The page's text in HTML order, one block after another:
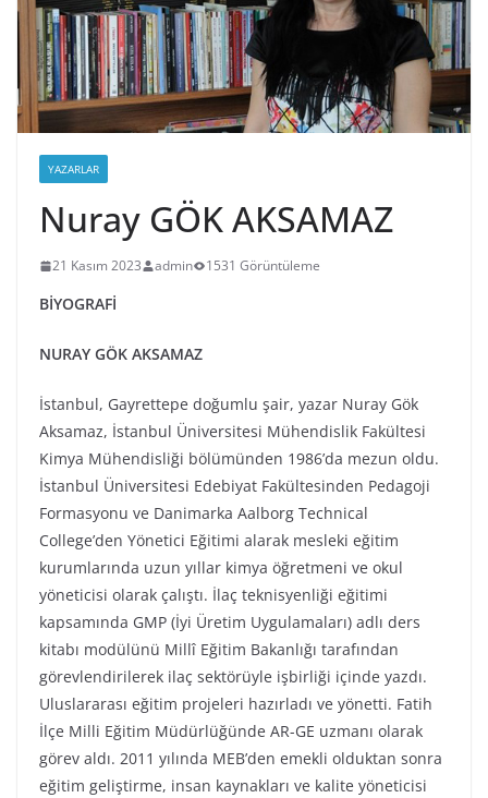
YAZARLAR
Nuray GÖK AKSAMAZ
21 Kasım 2023 admin 1531 Görüntüleme
BİYOGRAFİ
NURAY GÖK AKSAMAZ
İstanbul, Gayrettepe doğumlu şair, yazar Nuray Gök
Aksamaz, İstanbul Üniversitesi Mühendislik Fakültesi
Kimya Mühendisliği bölümünden 1986’da mezun oldu.
İstanbul Üniversitesi Edebiyat Fakültesinden Pedagoji
Formasyonu ve Danimarka Aalborg Technical
College’den Yönetici Eğitimi alarak mesleki eğitim
kurumlarında uzun yıllar kimya öğretmeni ve okul
yöneticisi olarak çalıştı. İlaç teknisyenliği eğitimi
kapsamında GMP (İyi Üretim Uygulamaları) adlı ders
kitabı modülünü Millî Eğitim Bakanlığı tarafından
görevlendirilerek ilaç sektörüyle işbirliği içinde yazdı.
Uluslararası eğitim projeleri hazırladı ve yönetti. Fatih
İlçe Milli Eğitim Müdürlüğünde AR-GE uzmanı olarak
görev aldı. 2011 yılında MEB’den emekli olduktan sonra
eğitim geliştirme, insan kaynakları ve kalite yöneticisi